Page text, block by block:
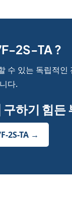
2S-TA ?
수 있는 독립적인
다.
하기 힘든
2S-TA →